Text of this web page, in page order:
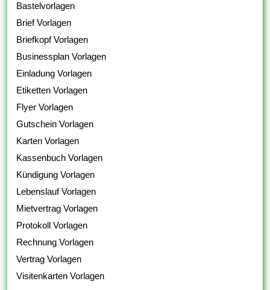
Bastelvorlagen
Brief Vorlagen
Briefkopf Vorlagen
Businessplan Vorlagen
Einladung Vorlagen
Etiketten Vorlagen
Flyer Vorlagen
Gutschein Vorlagen
Karten Vorlagen
Kassenbuch Vorlagen
Kündigung Vorlagen
Lebenslauf Vorlagen
Mietvertrag Vorlagen
Protokoll Vorlagen
Rechnung Vorlagen
Vertrag Vorlagen
Visitenkarten Vorlagen